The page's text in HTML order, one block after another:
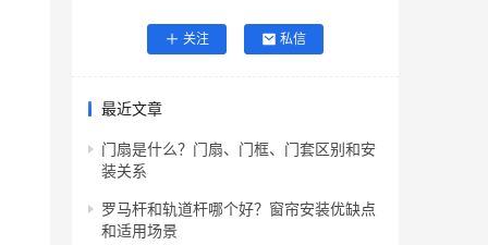
关注 私信
最近文章
门扇是什么？门扇、门框、门套区别和安
装关系
罗马杆和轨道杆哪个好？窗帘安装优缺点
和适用场景